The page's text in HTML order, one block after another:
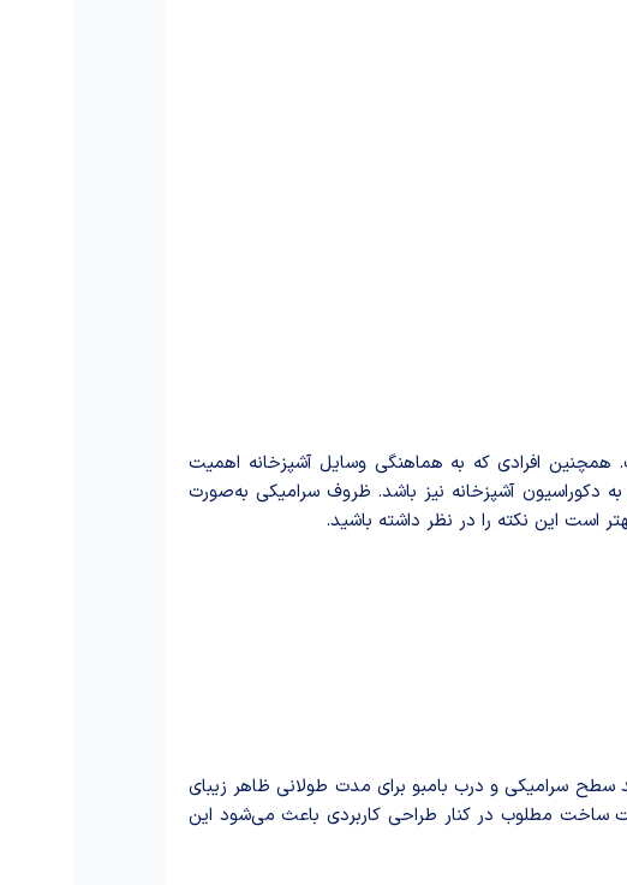
افرادی که به هماهنگی وسایل آشپزخانه اهمیت
دکوراسیون آشپزخانه نیز باشد. ظروف سرامیکی به‌صورت
است این نکته را در نظر داشته باشید.
سرامیکی و درب بامبو برای مدت طولانی ظاهر زیبای
ساخت مطلوب در کنار طراحی کاربردی باعث می‌شود این